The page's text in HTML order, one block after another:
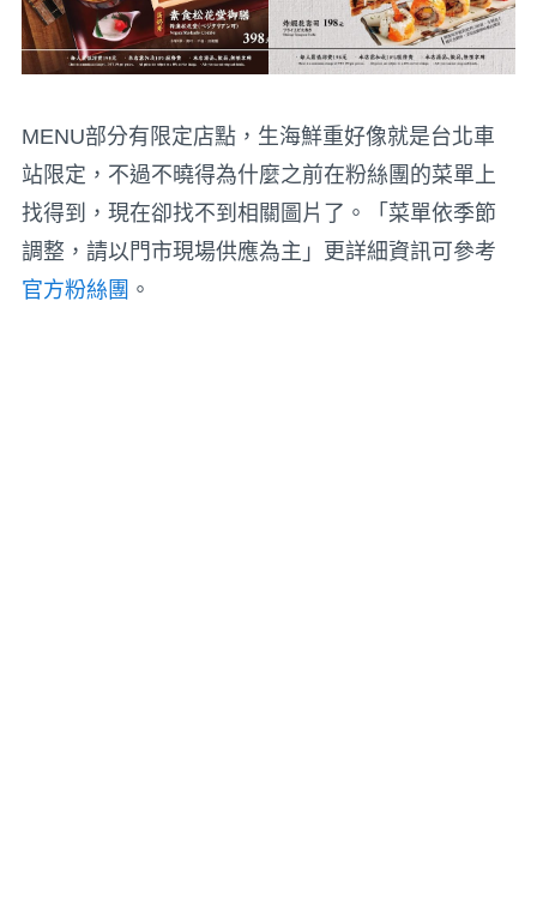
MENU部分有限定店點，生海鮮重好像就是台北車
站限定，不過不曉得為什麼之前在粉絲團的菜單上
找得到，現在卻找不到相關圖片了。「菜單依季節
調整，請以門市現場供應為主」更詳細資訊可參考
官方粉絲團 。